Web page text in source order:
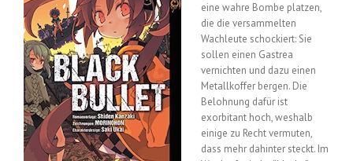
eine wahre Bombe platzen,
die die versammelten
Wachleute schockiert: Sie
sollen einen Gastrea
vernichten und dazu einen
Metallkoffer bergen. Die
Belohnung dafür ist
exorbitant hoch, weshalb
einige zu Recht vermuten,
dass mehr dahinter steckt. Im